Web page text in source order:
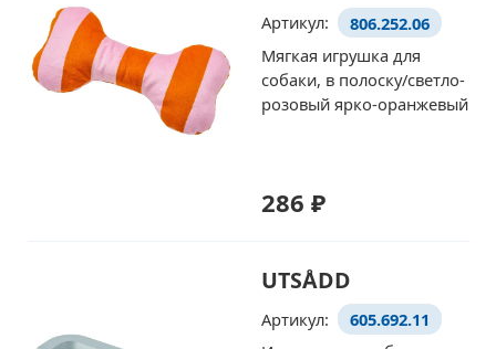
Артикул:
806.252.06
Мягкая игрушка для
собаки, в полоску/светло-
розовый ярко-оранжевый
286 ₽
UTSÅDD
Артикул:
605.692.11